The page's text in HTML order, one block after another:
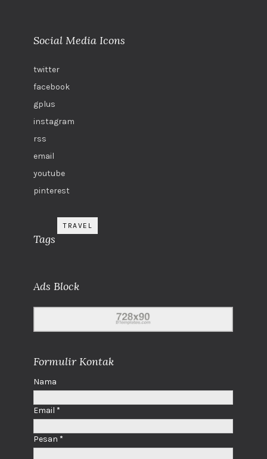
Social Media Icons
twitter
facebook
gplus
instagram
rss
email
youtube
pinterest
Tags
TRAVEL
Ads Block
Formulir Kontak
Nama
Email *
Pesan *